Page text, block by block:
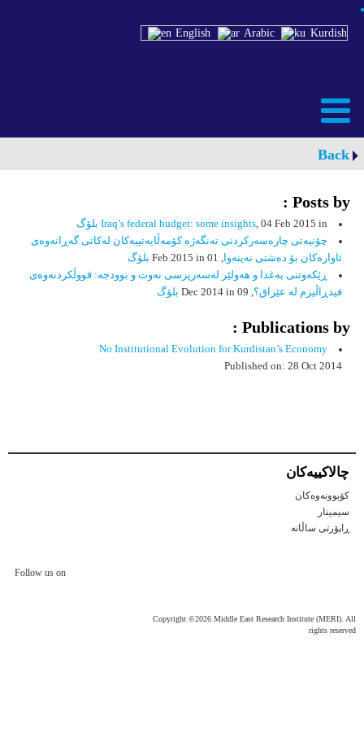
English Arabic Kurdish
Back
Posts by :
Iraq’s federal budget: some insights, 04 Feb 2015 in
بلۆگ
چۆنیەتی چارەسەرکردنی تەنگەژە کۆمەڵایەتییەکان لەکاتی گەڕانەوەی
ئاوارەکان بۆ دەشتی نەینەوا , 01 Feb 2015 in
بلۆگ
ڕێکەوتنی بەغدا و هەولێر لەسەرپرسی نەوت و بوودجە: قووڵکردنەوەی
فیدڕاڵیزم لە عێراق؟, 09 Dec 2014 in بلۆگ
Publications by :
No Institutional Evolution for Kurdistan’s Economy
Published on: 28 Oct 2014
چالاكییه‌كان
کۆبوونەوەکان
سیمینار
ڕاپۆرتی ساڵانه
Follow us on
Copyright ©2026 Middle East Research Institute (MERI). All
rights reserved